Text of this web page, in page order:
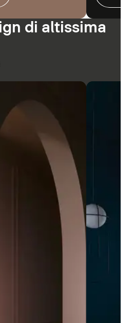
di altissima